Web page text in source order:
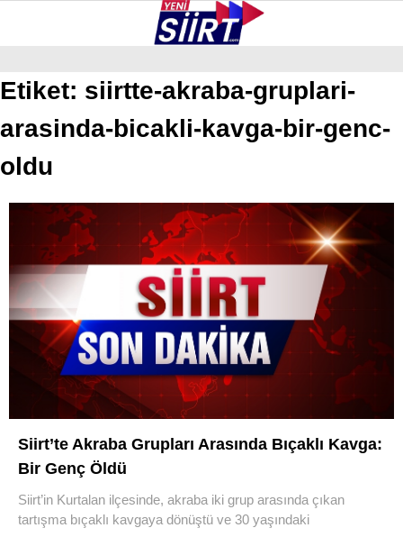
WhatsApp İhbar Hattı
GALERİ VİDEO YAZARLAR
BAYKAN
PERVARI
ŞIRVAN
TILLO
GÜNDEM
NÖBETÇI ECZANELER
Etiket: siirtte-akraba-gruplari-
arasinda-bicakli-kavga-bir-genc-
oldu
Siirt’te Akraba Grupları Arasında Bıçaklı Kavga:
Bir Genç Öldü
Siirt’in Kurtalan ilçesinde, akraba iki grup arasında çıkan
tartışma bıçaklı kavgaya dönüştü ve 30 yaşındaki